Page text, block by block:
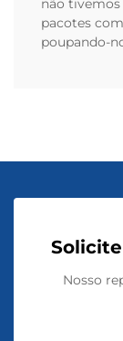
pacotes
poupando-
Nosso